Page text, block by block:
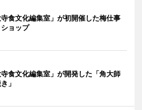
寺食文化編集室」が初開催した梅仕事
ョップ
寺食文化編集室」が開発した「角大師
」